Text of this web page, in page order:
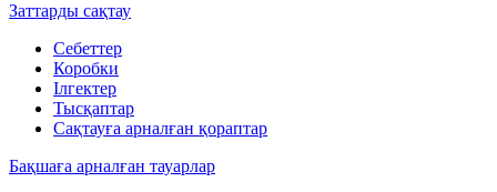
Заттарды сақтау
Себеттер
Коробки
Ілгектер
Тысқаптар
Сақтауға арналған қораптар
Бақшаға арналған тауарлар